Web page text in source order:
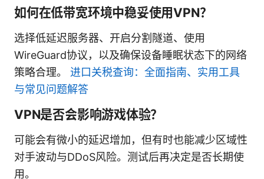
如何在低带宽环境中稳妥使用VPN？
选择低延迟服务器、开启分割隧道、使用
WireGuard协议，以及确保设备睡眠状态下的网络
策略合理。 进口关税查询：全面指南、实用工具
与常见问题解答
VPN是否会影响游戏体验？
可能会有微小的延迟增加，但有时也能减少区域性
对手波动与DDoS风险。测试后再决定是否长期使
用。